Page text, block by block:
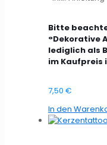
Bitte
°Dekorative
lediglich als
im Kaufpreis
7,50 €
In den